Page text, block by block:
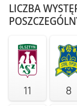
LICZBA
11 8